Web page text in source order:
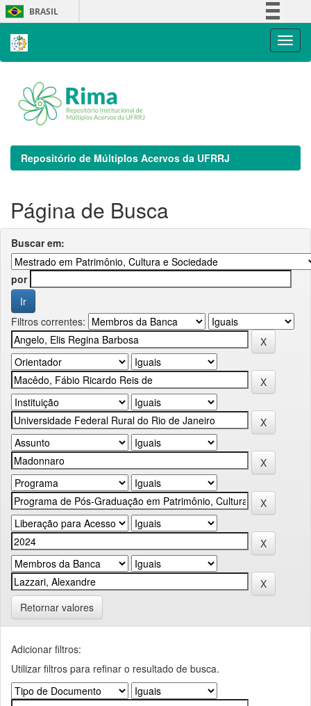
Skip
navigation
BRASIL
Repositório de Múltiplos Acervos da UFRRJ
Página de Busca
Buscar em:
por
Filtros correntes:
Retornar valores
Adicionar filtros:
Utilizar filtros para refinar o resultado de busca.